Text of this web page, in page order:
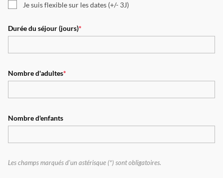
Je suis flexible sur les dates (+/- 3J)
Durée du séjour (jours)*
Nombre d'adultes*
Nombre d'enfants
Les champs marqués d'un astérisque (*) sont obligatoires.